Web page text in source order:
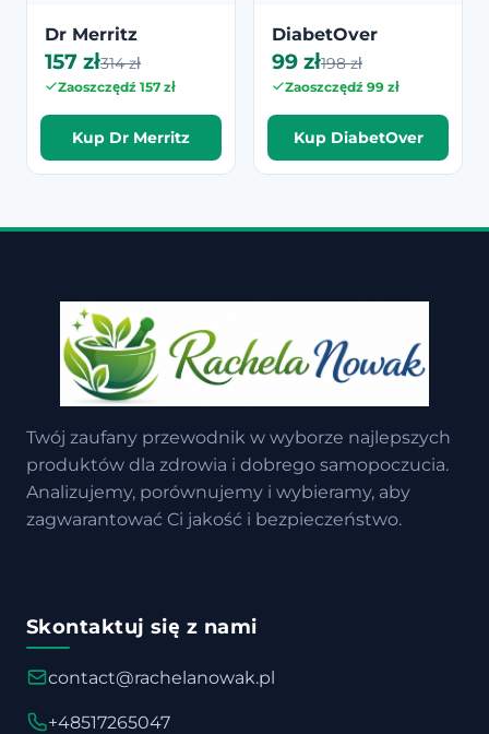
Dr Merritz
157 zł314 zł
Zaoszczędź 157 zł
Kup Dr Merritz
DiabetOver
99 zł198 zł
Zaoszczędź 99 zł
Kup DiabetOver
Twój zaufany przewodnik w wyborze najlepszych
produktów dla zdrowia i dobrego samopoczucia.
Analizujemy, porównujemy i wybieramy, aby
zagwarantować Ci jakość i bezpieczeństwo.
Skontaktuj się z nami
contact@rachelanowak.pl
+48517265047